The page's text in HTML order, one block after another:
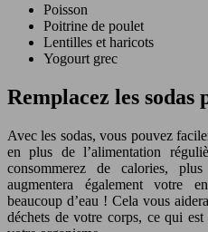
Poisson
Poitrine de poulet
Lentilles et haricots
Yogourt grec
Remplacez les sodas
Avec les sodas, vous pouvez
en plus de l’alimentation
consommerez de calories,
augmentera également votre
beaucoup d’eau ! Cela vous
déchets de votre corps, ce qui